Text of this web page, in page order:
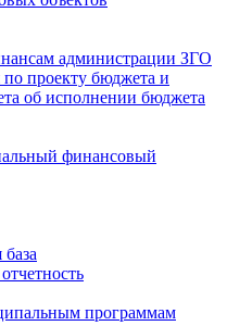
администрации ЗГО
проекту бюджета и
об исполнении бюджета
финансовый
программам